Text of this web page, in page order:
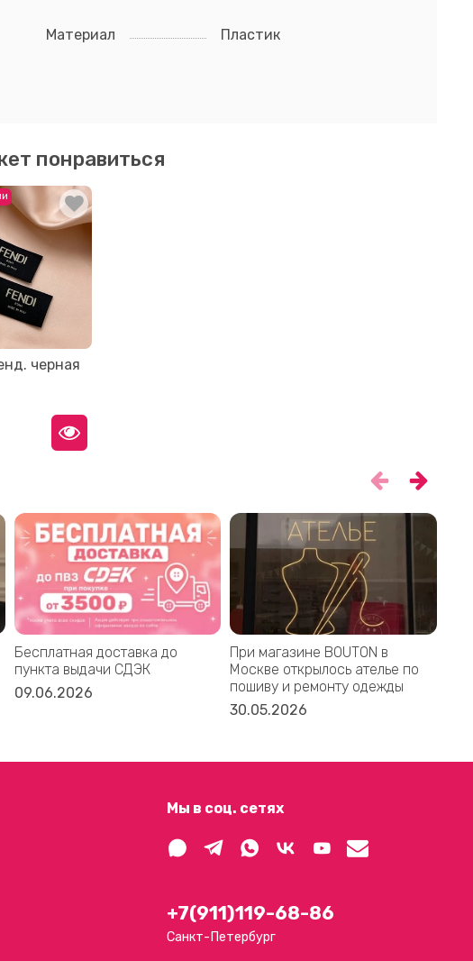
Материал Пластик
понравиться
черная
Бесплатная доставка до
пункта выдачи СДЭК
09.06.2026
При магазине BOUTON в
Москве открылось ателье по
пошиву и ремонту одежды
30.05.2026
Мы в соц. сетях
+7(911)119-68-86
Санкт-Петербург